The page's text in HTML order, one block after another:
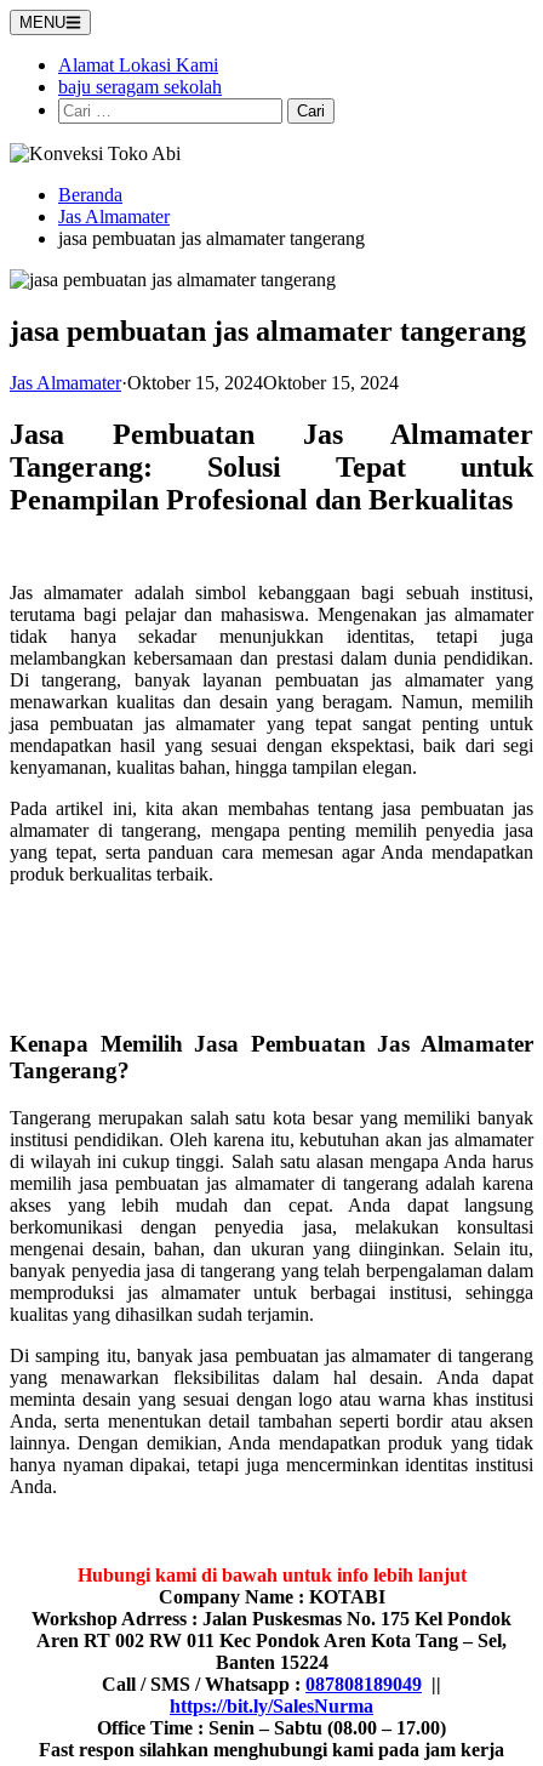
Langsung
ke
konten
MENU
Alamat Lokasi Kami
baju seragam sekolah
Cari
untuk:
Beranda
Jas Almamater
jasa pembuatan jas almamater tangerang
jasa pembuatan jas almamater tangerang
Jas Almamater·Oktober 15, 2024Oktober 15, 2024
Jasa Pembuatan Jas Almamater
Tangerang: Solusi Tepat untuk
Penampilan Profesional dan Berkualitas
Jas almamater adalah simbol kebanggaan bagi sebuah institusi,
terutama bagi pelajar dan mahasiswa. Mengenakan jas almamater
tidak hanya sekadar menunjukkan identitas, tetapi juga
melambangkan kebersamaan dan prestasi dalam dunia pendidikan.
Di tangerang, banyak layanan pembuatan jas almamater yang
menawarkan kualitas dan desain yang beragam. Namun, memilih
jasa pembuatan jas almamater yang tepat sangat penting untuk
mendapatkan hasil yang sesuai dengan ekspektasi, baik dari segi
kenyamanan, kualitas bahan, hingga tampilan elegan.
Pada artikel ini, kita akan membahas tentang jasa pembuatan jas
almamater di tangerang, mengapa penting memilih penyedia jasa
yang tepat, serta panduan cara memesan agar Anda mendapatkan
produk berkualitas terbaik.
Kenapa Memilih Jasa Pembuatan Jas Almamater
Tangerang?
Tangerang merupakan salah satu kota besar yang memiliki banyak
institusi pendidikan. Oleh karena itu, kebutuhan akan jas almamater
di wilayah ini cukup tinggi. Salah satu alasan mengapa Anda harus
memilih jasa pembuatan jas almamater di tangerang adalah karena
akses yang lebih mudah dan cepat. Anda dapat langsung
berkomunikasi dengan penyedia jasa, melakukan konsultasi
mengenai desain, bahan, dan ukuran yang diinginkan. Selain itu,
banyak penyedia jasa di tangerang yang telah berpengalaman dalam
memproduksi jas almamater untuk berbagai institusi, sehingga
kualitas yang dihasilkan sudah terjamin.
Di samping itu, banyak jasa pembuatan jas almamater di tangerang
yang menawarkan fleksibilitas dalam hal desain. Anda dapat
meminta desain yang sesuai dengan logo atau warna khas institusi
Anda, serta menentukan detail tambahan seperti bordir atau aksen
lainnya. Dengan demikian, Anda mendapatkan produk yang tidak
hanya nyaman dipakai, tetapi juga mencerminkan identitas institusi
Anda.
Hubungi kami di bawah untuk info lebih lanjut
Company Name : KOTABI
Workshop Adrress : Jalan Puskesmas No. 175 Kel Pondok
Aren RT 002 RW 011 Kec Pondok Aren Kota Tang – Sel,
Banten 15224
Call / SMS / Whatsapp : 087808189049 ||
https://bit.ly/SalesNurma
Office Time : Senin – Sabtu (08.00 – 17.00)
Fast respon silahkan menghubungi kami pada jam kerja